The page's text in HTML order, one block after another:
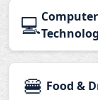
💻
🍔 Food &